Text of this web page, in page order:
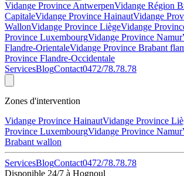
Vidange Province AntwerpenVidange Région
CapitaleVidange Province HainautVidange
WallonVidange Province LiègeVidange
Province LuxembourgVidange Province Namur
Flandre-OrientaleVidange Province Brabant
Province Flandre-Occidentale
ServicesBlogContact0472/78.78.78
Zones d'intervention
Vidange Province HainautVidange Province
Province LuxembourgVidange Province Namur
Brabant wallon
ServicesBlogContact0472/78.78.78
Disponible 24/7 à Hognoul